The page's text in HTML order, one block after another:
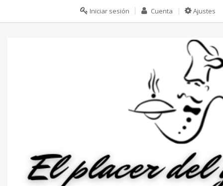
Ajustes
Cuenta
Iniciar sesión